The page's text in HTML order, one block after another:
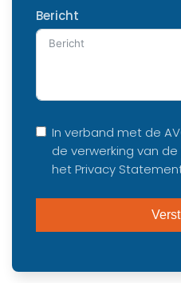
Bericht
In verband met de
de verwerking van
het Privacy